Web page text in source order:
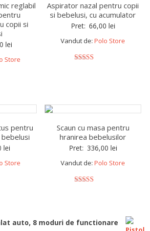
reglabil
copii si
lei
Store
Aspirator nazal pentru copii
si bebelusi, cu acumulator
Pret: 66,00 lei
Vandut de:Polo Store
pentru
lei
Store
Scaun cu masa pentru
hranirea bebelusilor
Pret: 336,00 lei
Vandut de:Polo Store
auto, 8 moduri de functionare